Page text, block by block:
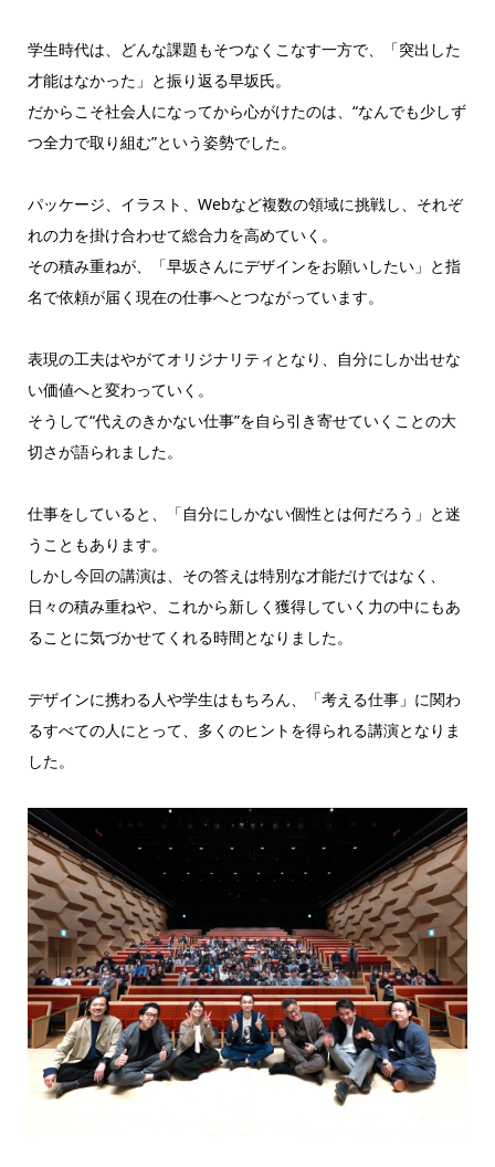
学生時代は、どんな課題もそつなくこなす一方で、「突出した
才能はなかった」と振り返る早坂氏。
だからこそ社会人になってから心がけたのは、“なんでも少しず
つ全力で取り組む”という姿勢でした。
パッケージ、イラスト、Webなど複数の領域に挑戦し、それぞ
れの力を掛け合わせて総合力を高めていく。
その積み重ねが、「早坂さんにデザインをお願いしたい」と指
名で依頼が届く現在の仕事へとつながっています。
表現の工夫はやがてオリジナリティとなり、自分にしか出せな
い価値へと変わっていく。
そうして“代えのきかない仕事”を自ら引き寄せていくことの大
切さが語られました。
仕事をしていると、「自分にしかない個性とは何だろう」と迷
うこともあります。
しかし今回の講演は、その答えは特別な才能だけではなく、
日々の積み重ねや、これから新しく獲得していく力の中にもあ
ることに気づかせてくれる時間となりました。
デザインに携わる人や学生はもちろん、「考える仕事」に関わ
るすべての人にとって、多くのヒントを得られる講演となりま
した。